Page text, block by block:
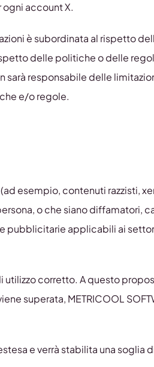
account X.
è subordinata al rispetto
delle politiche o delle
sarà responsabile delle
e/o regole.
esempio, contenuti razzisti,
o che siano diffamatori,
pubblicitarie applicabili ai
utilizzo corretto. A questo
superata, METRICOOL
e verrà stabilita una soglia